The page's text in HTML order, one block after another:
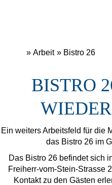
» Arbeit » Bistro 26
BISTRO
Ein weiters Arbeitsfeld für die
das Bistro 26 im
Das Bistro 26 befindet sich
Freiherr-vom-Stein-Strasse
Kontakt zu den Gästen